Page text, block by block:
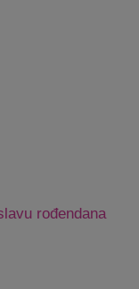
rođendana